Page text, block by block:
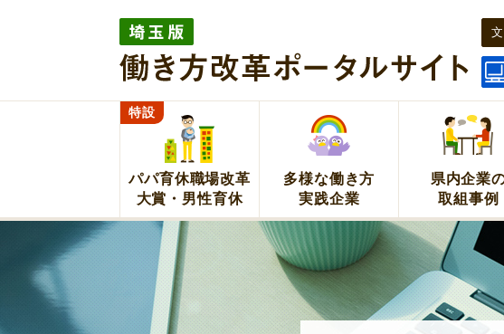
埼玉版働き方改革ポータルサ
イト
パパ育休職場改革
大賞・男性育休
特設
多様な働き方
実践企業
県内企業
取組事例
埼玉版働き方改革ポータルサイト 埼玉県が企業の取組をサポート！